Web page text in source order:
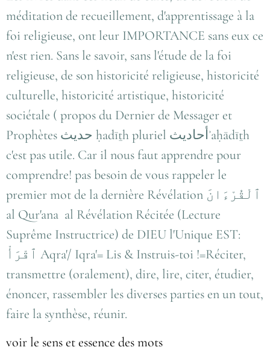
méditation de recueillement, d'apprentissage à la
foi religieuse, ont leur IMPORTANCE sans eux ce
n'est rien. Sans le savoir, sans l'étude de la foi
religieuse, de son historicité religieuse, historicité
culturelle, historicité artistique, historicité
sociétale ( propos du Dernier de Messager et
Prophètes حديث ḥadīṯh pluriel أحاديثʾaḥādīṯh
c'est pas utile. Car il nous faut apprendre pour
comprendre! pas besoin de vous rappeler le
premier mot de la dernière Révélation ٱلْقُرْءَانَ
al Qur'ana al Révélation Récitée (Lecture
Suprême Instructrice) de DIEU l'Unique EST:
ٱقْرَأْ Aqra'/ Iqra'= Lis & Instruis-toi !=Réciter,
transmettre (oralement), dire, lire, citer, étudier,
énoncer, rassembler les diverses parties en un tout,
faire la synthèse, réunir.
voir le sens et essence des mots